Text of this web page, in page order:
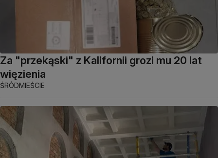
Za "przekąski" z Kalifornii grozi mu 20 lat
więzienia
ŚRÓDMIEŚCIE